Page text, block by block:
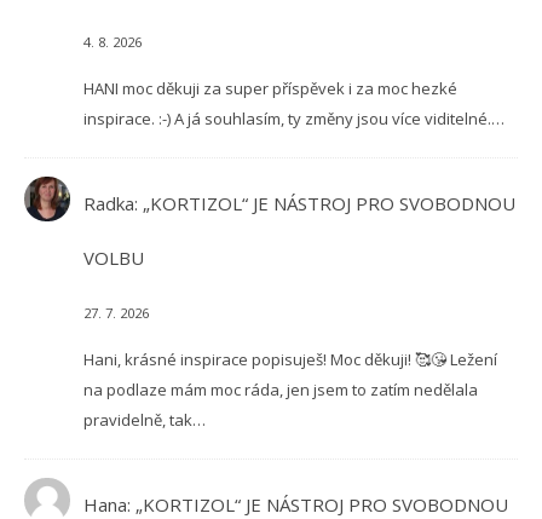
4. 8. 2026
HANI moc děkuji za super příspěvek i za moc hezké
inspirace. :-) A já souhlasím, ty změny jsou více viditelné.…
Radka: „KORTIZOL“ JE NÁSTROJ PRO SVOBODNOU
VOLBU
27. 7. 2026
Hani, krásné inspirace popisuješ! Moc děkuji! 🥰😘 Ležení
na podlaze mám moc ráda, jen jsem to zatím nedělala
pravidelně, tak…
Hana: „KORTIZOL“ JE NÁSTROJ PRO SVOBODNOU